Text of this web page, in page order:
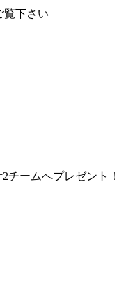
覧下さい
チームへプレゼント！